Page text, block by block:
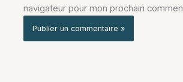
navigateur pour mon prochain